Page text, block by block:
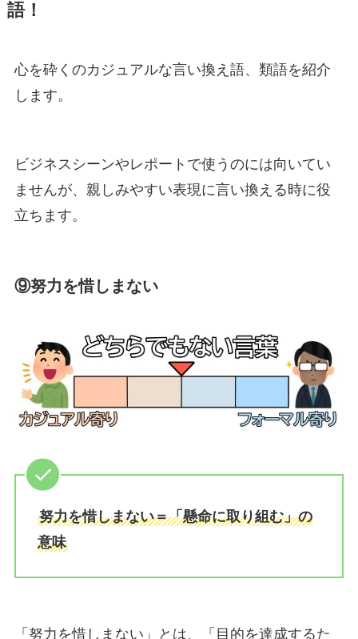
語！
心を砕くのカジュアルな言い換え語、類語を紹介
します。
ビジネスシーンやレポートで使うのには向いてい
ませんが、親しみやすい表現に言い換える時に役
立ちます。
⑨努力を惜しまない
努力を惜しまない＝「懸命に取り組む」の
意味
「努力を惜しまない」とは、「目的を達成するた